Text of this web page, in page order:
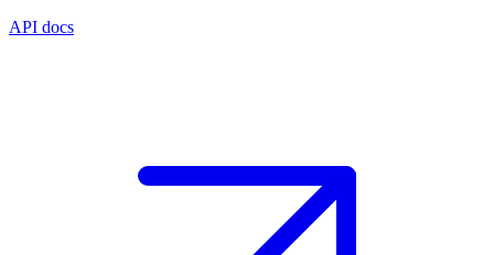
API docs